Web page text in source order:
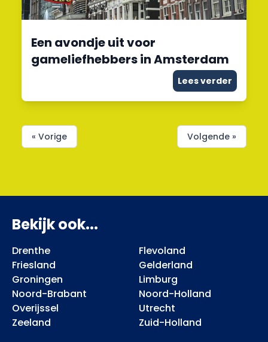
Een avondje uit voor
gameliefhebbers in Amsterdam
Lees verder
« Vorige Volgende »
Bekijk ook...
Drenthe
Flevoland
Friesland
Gelderland
Groningen
Limburg
Noord-Brabant
Noord-Holland
Overijssel
Utrecht
Zeeland
Zuid-Holland